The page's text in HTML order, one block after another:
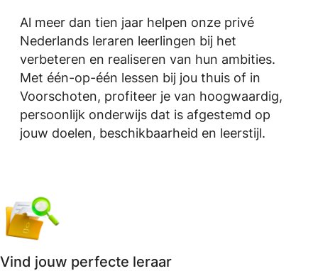
Al meer dan tien jaar helpen onze privé
Nederlands leraren leerlingen bij het
verbeteren en realiseren van hun ambities.
Met één-op-één lessen bij jou thuis of in
Voorschoten, profiteer je van hoogwaardig,
persoonlijk onderwijs dat is afgestemd op
jouw doelen, beschikbaarheid en leerstijl.
Vind jouw perfecte leraar